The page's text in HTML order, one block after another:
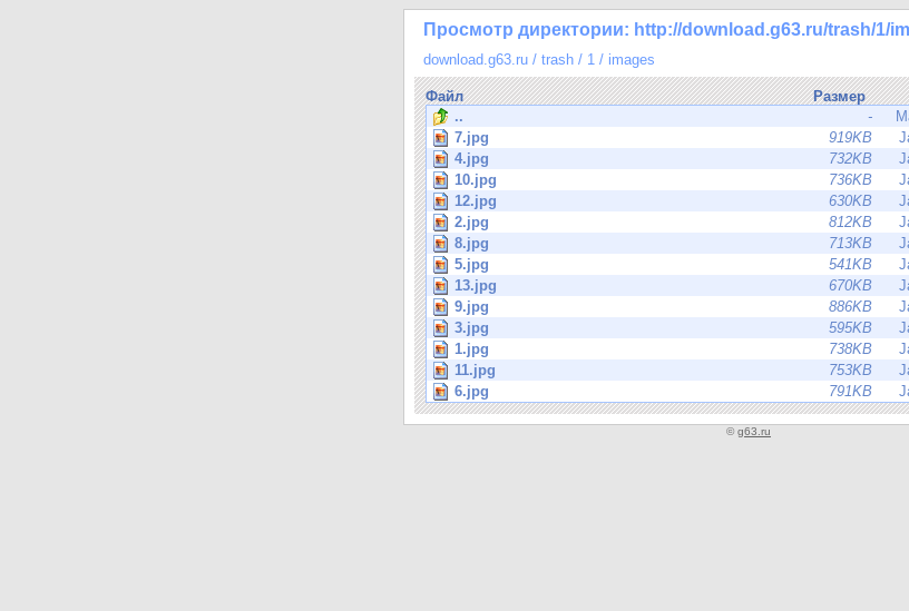
Просмотр директории: http://download.g63.ru/trash/1/
download.g63.ru / trash / 1 / images
Файл Размер
..
-
7.jpg
919KB
4.jpg
732KB
10.jpg
736KB
12.jpg
630KB
2.jpg
812KB
8.jpg
713KB
5.jpg
541KB
13.jpg
670KB
9.jpg
886KB
3.jpg
595KB
1.jpg
738KB
11.jpg
753KB
6.jpg
791KB
©g63.ru